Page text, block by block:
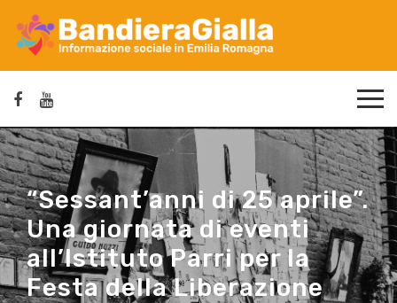
“Sessant’anni di 25 aprile”.
Una giornata di eventi
all’Istituto Parri per la
Festa della Liberazione